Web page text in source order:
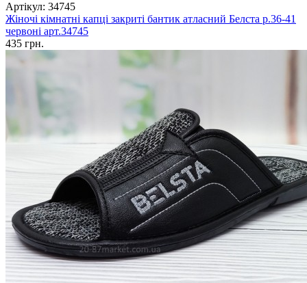
Артікул: 34745
Жіночі кімнатні капці закриті бантик атласний Белста р.36-41
червоні арт.34745
435 грн.